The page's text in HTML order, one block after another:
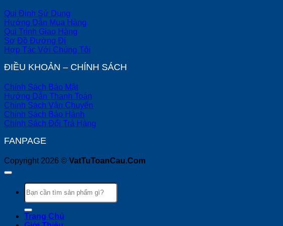
Qui Định Sử Dụng
Hướng Dẫn Mua Hàng
Qui Trình Giao Hàng
Sơ Đồ Đường Đi
Hợp Tác Với Chúng Tôi
ĐIỀU KHOẢN – CHÍNH SÁCH
Chính Sách Bảo Mật
Hướng Dẫn Thanh Toán
Chính Sách Vận Chuyển
Chính Sách Bảo Hành
Chính Sách Đổi Trả Hàng
FANPAGE
Copyright 2026 © VatTuToanCau.Com
Tìm
kiếm:
Trang Chủ